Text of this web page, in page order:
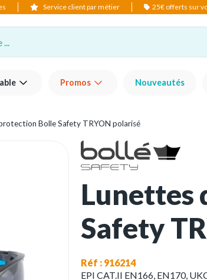
Service client par métier 25€ offerts sur
Promos Nouveautés
Bolle Safety TRYON polarisé
Lunettes
Safety
Réf : 916214
EPI CAT.II EN166, EN170,